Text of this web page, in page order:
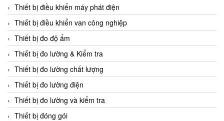
Centec GmbH
CEQUBE
CHAUVIN ARNOUX
Checkline
Chino
Chiyoda Seiki
Chiyoda-Tsusho
Chongqing Huaneng
Thiết bị điều khiển máy phát điện
Thiết bị điều khiển van công nghiệp
Thiết bị đo độ ẩm
Thiết bị đo lường & Kiểm tra
Thiết bị đo lường chất lượng
Thiết bị đo lường điện
Thiết bị đo lường và kiểm tra
Thiết bị đóng gói